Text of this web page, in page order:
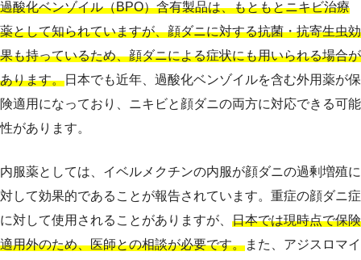
過酸化ベンゾイル（BPO）含有製品は、もともとニキビ治療
薬として知られていますが、顔ダニに対する抗菌・抗寄生虫効
果も持っているため、顔ダニによる症状にも用いられる場合が
あります。日本でも近年、過酸化ベンゾイルを含む外用薬が保
険適用になっており、ニキビと顔ダニの両方に対応できる可能
性があります。
内服薬としては、イベルメクチンの内服が顔ダニの過剰増殖に
対して効果的であることが報告されています。重症の顔ダニ症
に対して使用されることがありますが、 日本では現時点で保険
適用外のため、医師との相談が必要です。また、アジスロマイ